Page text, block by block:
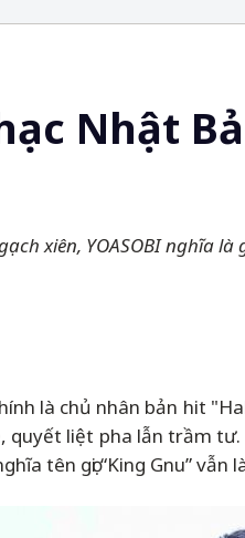
Nhật
xiên, YOASOBI nghĩa
là chủ nhân bản hit
liệt pha lẫn trầm
tên gọi “King Gnu” vẫn